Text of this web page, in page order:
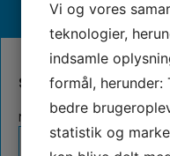
Skriv til os
Navn *
Vi og vores
teknologier,
indsamle
formål, herunder:
bedre
statistik og